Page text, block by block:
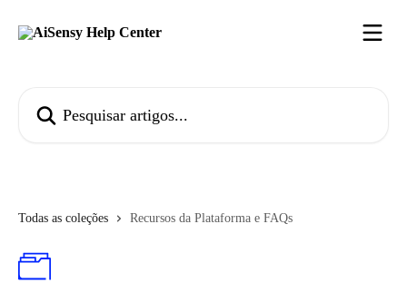
Todas as coleções Recursos da Plataforma e FAQs